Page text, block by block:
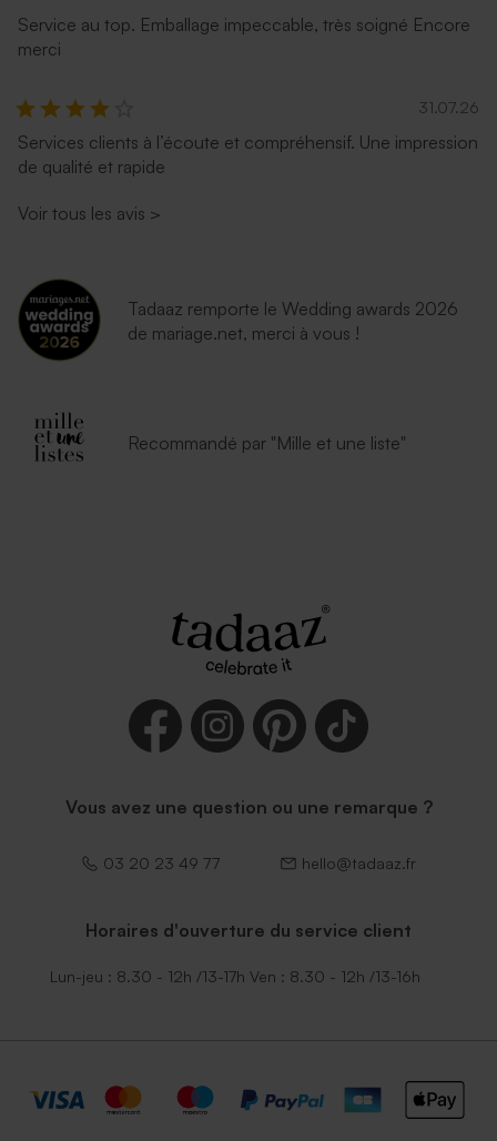
Service au top. Emballage impeccable, très soigné Encore
merci
31.07.26
Services clients à l’écoute et compréhensif. Une impression
de qualité et rapide
Voir tous les avis >
Tadaaz remporte le Wedding awards 2026
de mariage.net, merci à vous !
Recommandé par "Mille et une liste"
Vous avez une question ou une remarque ?
03 20 23 49 77 hello@tadaaz.fr
Horaires d'ouverture du service client
Lun-jeu : 8.30 - 12h /13-17h Ven : 8.30 - 12h /13-16h